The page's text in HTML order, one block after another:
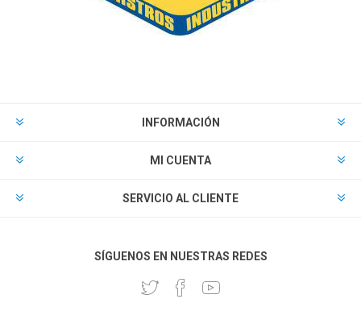
INFORMACIÓN
MI CUENTA
SERVICIO AL CLIENTE
SÍGUENOS EN NUESTRAS REDES